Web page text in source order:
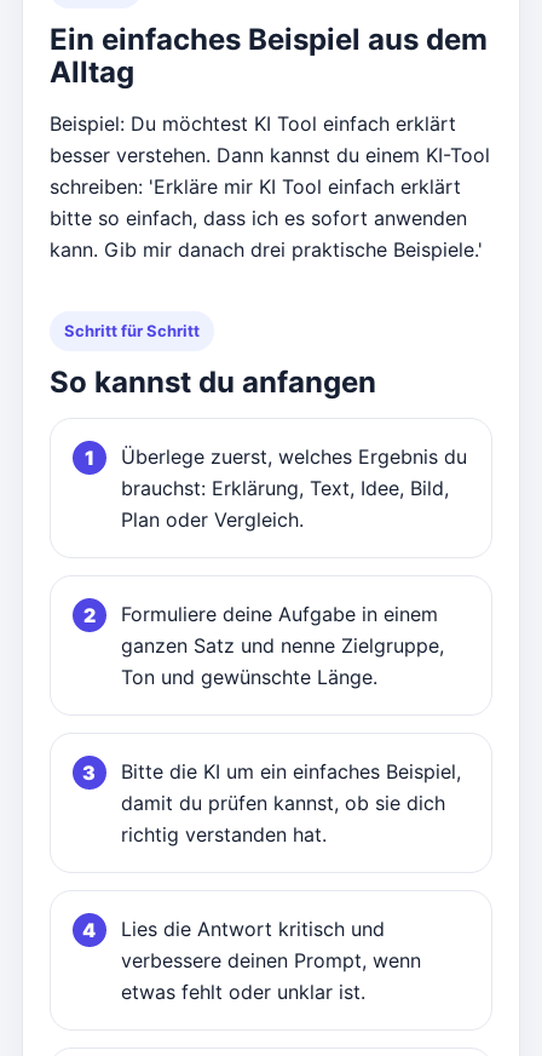
Ein einfaches Beispiel aus dem
Alltag
Beispiel: Du möchtest KI Tool einfach erklärt
besser verstehen. Dann kannst du einem KI-Tool
schreiben: 'Erkläre mir KI Tool einfach erklärt
bitte so einfach, dass ich es sofort anwenden
kann. Gib mir danach drei praktische Beispiele.'
Schritt für Schritt
So kannst du anfangen
Überlege zuerst, welches Ergebnis du
brauchst: Erklärung, Text, Idee, Bild,
Plan oder Vergleich.
Formuliere deine Aufgabe in einem
ganzen Satz und nenne Zielgruppe,
Ton und gewünschte Länge.
Bitte die KI um ein einfaches Beispiel,
damit du prüfen kannst, ob sie dich
richtig verstanden hat.
Lies die Antwort kritisch und
verbessere deinen Prompt, wenn
etwas fehlt oder unklar ist.